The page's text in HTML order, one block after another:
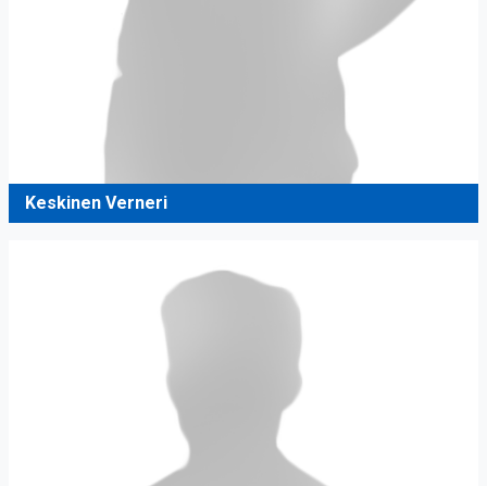
Keskinen Verneri